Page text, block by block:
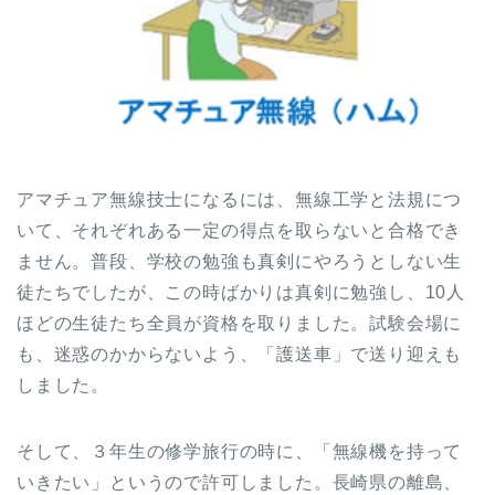
アマチュア無線技士になるには、無線工学と法規につ
いて、それぞれある一定の得点を取らないと合格でき
ません。普段、学校の勉強も真剣にやろうとしない生
徒たちでしたが、この時ばかりは真剣に勉強し、10人
ほどの生徒たち全員が資格を取りました。試験会場に
も、迷惑のかからないよう、「護送車」で送り迎えも
しました。
そして、３年生の修学旅行の時に、「無線機を持って
いきたい」というので許可しました。長崎県の離島、